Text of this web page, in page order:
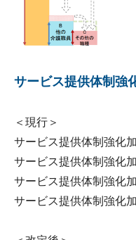
サービス提供体制強
＜現行＞
サービス提供体制強化
サービス提供体制強化
サービス提供体制強化
サービス提供体制強化